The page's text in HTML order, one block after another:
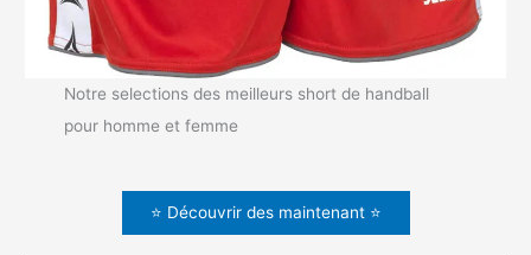
Notre selections des meilleurs short de handball
pour homme et femme
⭐ Découvrir des maintenant ⭐